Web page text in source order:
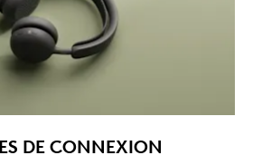
DE CONNEXION